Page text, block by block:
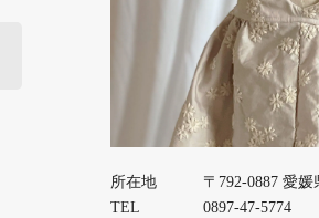
所在地
〒792-0887 愛
TEL
0897-47-5774